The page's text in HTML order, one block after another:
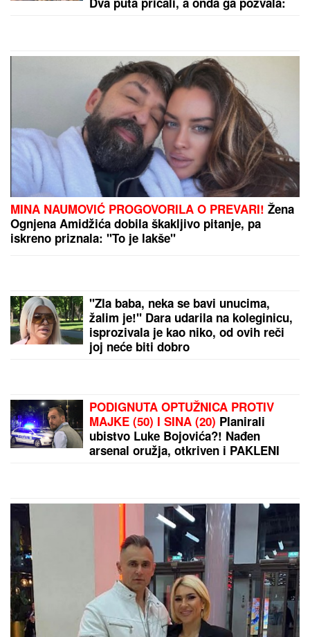
MINA NAUMOVIĆ PROGOVORILA O PREVARI! Žena
Ognjena Amidžića dobila škakljivo pitanje, pa
iskreno priznala: "To je lakše"
"Zla baba, neka se bavi unucima,
žalim je!" Dara udarila na koleginicu,
isprozivala je kao niko, od ovih reči
joj neće biti dobro
PODIGNUTA OPTUŽNICA PROTIV
MAJKE (50) I SINA (20) Planirali
ubistvo Luke Bojovića?! Nađen
arsenal oružja, otkriven i PAKLENI